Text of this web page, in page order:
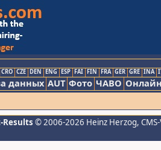
CRO CZE DEN ENG ESP FAI FIN FRA GER GRE INA
данных AUT Фото ЧАВО
Results © 2006-2026 Heinz Herzog,